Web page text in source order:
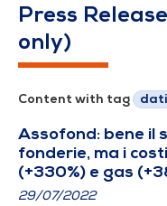
Press
only)
Content with tag
Assofond: bene il
fonderie, ma i
(+330%) e gas
29/07/2022